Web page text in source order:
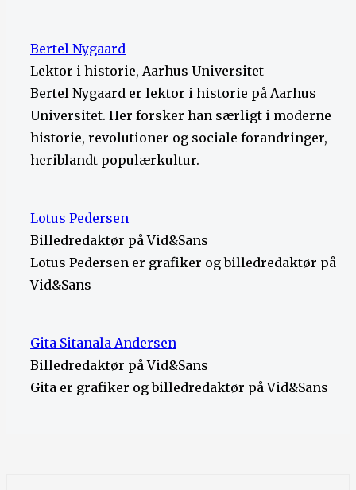
Bertel Nygaard
Lektor i historie, Aarhus Universitet
Bertel Nygaard er lektor i historie på Aarhus
Universitet. Her forsker han særligt i moderne
historie, revolutioner og sociale forandringer,
heriblandt populærkultur.
Lotus Pedersen
Billedredaktør på Vid&Sans
Lotus Pedersen er grafiker og billedredaktør på
Vid&Sans
Gita Sitanala Andersen
Billedredaktør på Vid&Sans
Gita er grafiker og billedredaktør på Vid&Sans